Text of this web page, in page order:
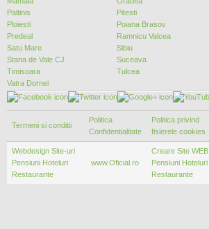
Paltinis
Pitesti
Ploiesti
Poiana Brasov
Predeal
Ramnicu Valcea
Satu Mare
Sibiu
Stana de Vale CJ
Suceava
Timisoara
Tulcea
Vatra Dornei
Termeni si conditii
Politica
Confidentialitate
Politica privind
fisierele cookies
Webdesign Site-uri
Pensiuni Hoteluri
Restaurante
www.Oficial.ro
Creare Site WEB
Pensiuni Hoteluri
Restaurante